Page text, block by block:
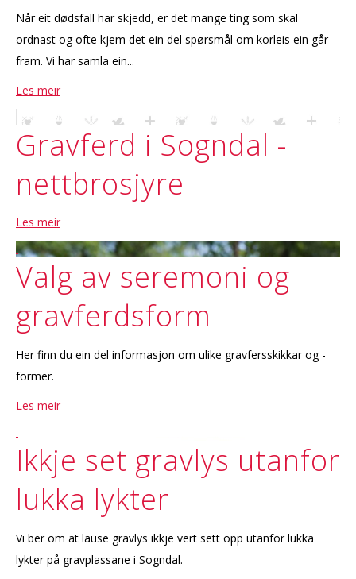
Når eit dødsfall har skjedd, er det mange ting som skal
ordnast og ofte kjem det ein del spørsmål om korleis ein går
fram. Vi har samla ein...
Les meir
Gravferd i Sogndal -
nettbrosjyre
Les meir
Valg av seremoni og
gravferdsform
Her finn du ein del informasjon om ulike gravfersskikkar og -
former.
Les meir
Ikkje set gravlys utanfor
lukka lykter
Vi ber om at lause gravlys ikkje vert sett opp utanfor lukka
lykter på gravplassane i Sogndal.